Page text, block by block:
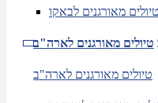
טיולים מאורגנים לבאקו
טיולים מאורגנים לארה"ב
טיולים מאורגנים לארה"ב